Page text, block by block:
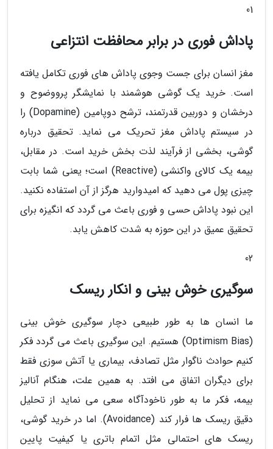
01
پاداش فوری در برابر محافظت انتزاعی
مغز انسان برای جست وجوی پاداش های فوری تکامل یافته
است. خرید یک گوشی هوشمند با نمایشگر پرووضوح و
درخشان و دوربین قدرتمند، ترشح دوپامین (Dopamine) را
در سیستم پاداش مغز تحریک می نماید. تحقیق درباره
گوشی، بخشی از فرآیند لذت بخش خرید است. در مقابل،
بیمه یک کالای واکنشی (Reactive) است؛ یعنی شما بابت
چیزی پول می دهید که امیدوارید هرگز از آن استفاده نکنید.
این نبود پاداش حسی و فوری باعث می گردد که انگیزه برای
تحقیق عمیق در این حوزه به شدت کاهش یابد.
02
سوگیری خوش بینی و انکار ریسک
ما انسان ها به طور طبیعی دچار سوگیری خوش بینی
(Optimism Bias) هستیم. این سوگیری باعث می گردد فکر
کنیم حوادث ناگوار مثل تصادف، بیماری یا آتش سوزی فقط
برای دیگران اتفاق می افتد. به همین علت، هنگام آنالیز
بیمه، فکر ما به طور ناخودآگاه سعی می نماید از تحلیل
دقیق ریسک ها فرار کند (Avoidance). اما در خرید گوشی،
ریسک های احتمالی مثل اتمام باتری یا کیفیت پایین